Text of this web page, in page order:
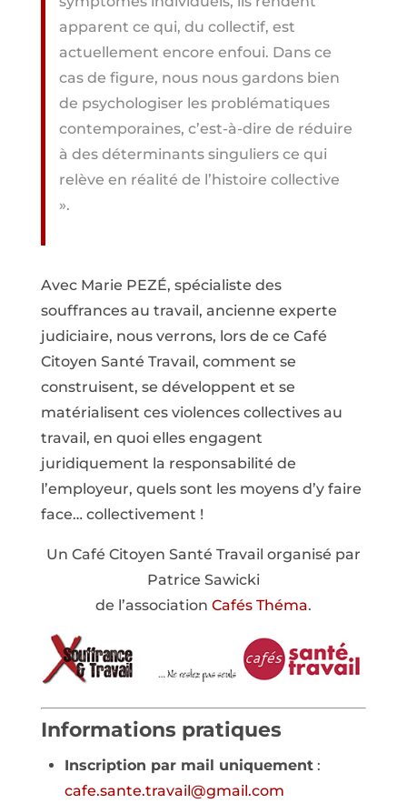
apparent ce qui, du collectif, est
actuellement encore enfoui. Dans ce
cas de figure, nous nous gardons bien
de psychologiser les problématiques
contemporaines, c’est-à-dire de réduire
à des déterminants singuliers ce qui
relève en réalité de l’histoire collective
».
Avec Marie PEZÉ, spécialiste des
souffrances au travail, ancienne experte
judiciaire, nous verrons, lors de ce Café
Citoyen Santé Travail, comment se
construisent, se développent et se
matérialisent ces violences collectives au
travail, en quoi elles engagent
juridiquement la responsabilité de
l’employeur, quels sont les moyens d’y faire
face… collectivement !
Un Café Citoyen Santé Travail organisé par
Patrice Sawicki
de l’association Cafés Théma.
Informations pratiques
Inscription par mail uniquement:
cafe.sante.travail@gmail.com